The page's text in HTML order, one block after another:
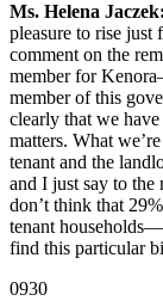
Ms. Helena Jaczek:
pleasure to rise
comment on the
member for
member of this
clearly that we
matters. What
tenant and the
and I just say to
don’t think that
tenant
find this particular
0930